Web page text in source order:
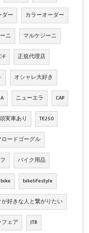
ダー カラーオーダー
ニ マルケジーニ
F 正規代理店
オシャレ大好き
ニューエラ CAP
実車あり TE250
ロードゴーグル
バイク用品
bike bikelifestyle
好きな人と繋がりたい
ェア JTB